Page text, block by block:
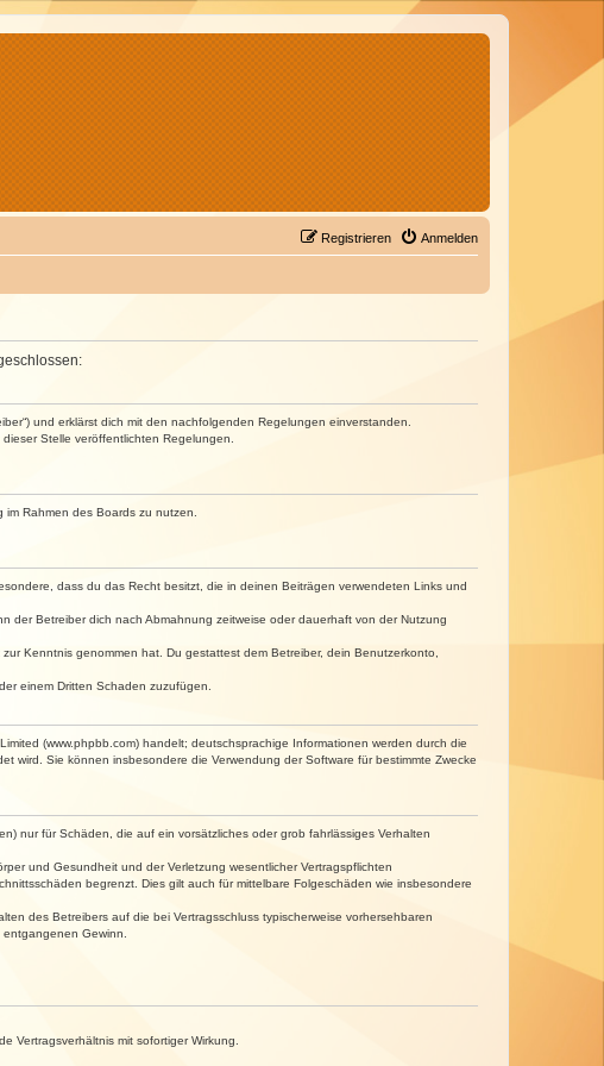
Anmelden
Registrieren
und erklärst dich mit den nachfolgenden Regelungen einverstanden.
Stelle veröffentlichten Regelungen.
Rahmen des Boards zu nutzen.
dass du das Recht besitzt, die in deinen Beiträgen verwendeten Links und
der Betreiber dich nach Abmahnung zeitweise oder dauerhaft von der Nutzung
Kenntnis genommen hat. Du gestattest dem Betreiber, dein Benutzerkonto,
einem Dritten Schaden zuzufügen.
(www.phpbb.com) handelt; deutschsprachige Informationen werden durch die
wird. Sie können insbesondere die Verwendung der Software für bestimmte Zwecke
nur für Schäden, die auf ein vorsätzliches oder grob fahrlässiges Verhalten
und Gesundheit und der Verletzung wesentlicher Vertragspflichten
begrenzt. Dies gilt auch für mittelbare Folgeschäden wie insbesondere
des Betreibers auf die bei Vertragsschluss typischerweise vorhersehbaren
Gewinn.
Vertragsverhältnis mit sofortiger Wirkung.